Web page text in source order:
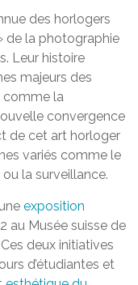
des horlogers
de la photographie
Leur histoire
majeurs des
comme la
convergence
de cet art horloger
variés comme le
la surveillance.
exposition
au Musée suisse de
deux initiatives
d’étudiantes et